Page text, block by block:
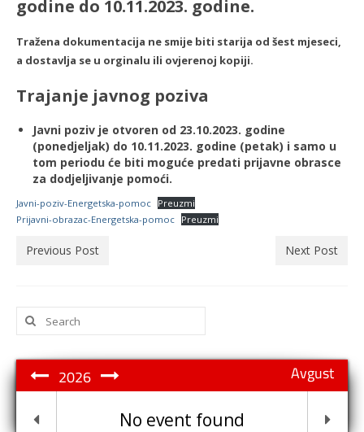
godine do 10.11.2023. godine.
Tražena dokumentacija ne smije biti starija od šest mjeseci,
a dostavlja se u orginalu ili ovjerenoj kopiji.
Trajanje javnog poziva
Javni poziv je otvoren od 23.10.2023. godine
(ponedjeljak) do 10.11.2023. godine (petak) i samo u
tom periodu će biti moguće predati prijavne obrasce
za dodjeljivanje pomoći.
Javni-poziv-Energetska-pomoc Preuzmi
Prijavni-obrazac-Energetska-pomoc Preuzmi
Previous Post Next Post
Search
for:
Avgust
2026
No event found